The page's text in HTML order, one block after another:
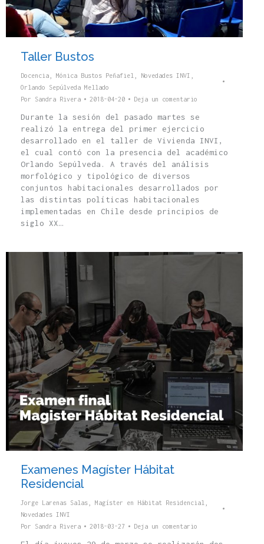
Taller Bustos
Docencia Mónica Bustos Peñafiel Novedades INVI
Orlando Sepúlveda Mellado
Por Sandra Rivera 2018-04-20 Deja un comentario
Durante la sesión del pasado martes se
realizó la entrega del primer ejercicio
desarrollado en el taller de Vivienda INVI,
el cual contó con la presencia del académico
Orlando Sepúlveda. A través del análisis
morfológico y tipológico de diversos
conjuntos habitacionales desarrollados por
las distintas políticas habitacionales
implementadas en Chile desde principios de
siglo XX…
Examenes Magíster Hábitat
Residencial
Jorge Larenas Salas Magíster en Hábitat Residencial
Novedades INVI
Por Sandra Rivera 2018-03-27 Deja un comentario